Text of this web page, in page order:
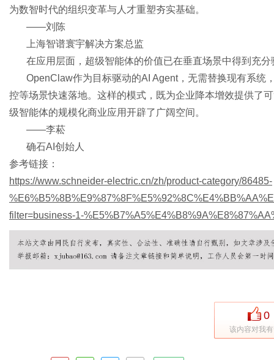
为数智时代的组织变革与人才重塑夯实基础。
——刘陈
上海智谱寰宇解决方案总监
在应用层面，超级智能体的价值已在垂直场景中得到充分
OpenClaw作为目标驱动的AI Agent，无需替换现有系统
控等场景快速落地。这样的模式，既为企业降本增效提供了
级智能体的规模化商业应用开辟了广阔空间。
——李菘
确石AI创始人
参考链接：
https://www.schneider-electric.cn/zh/product-category/86485-
filter=business-1-
0
该内容对我